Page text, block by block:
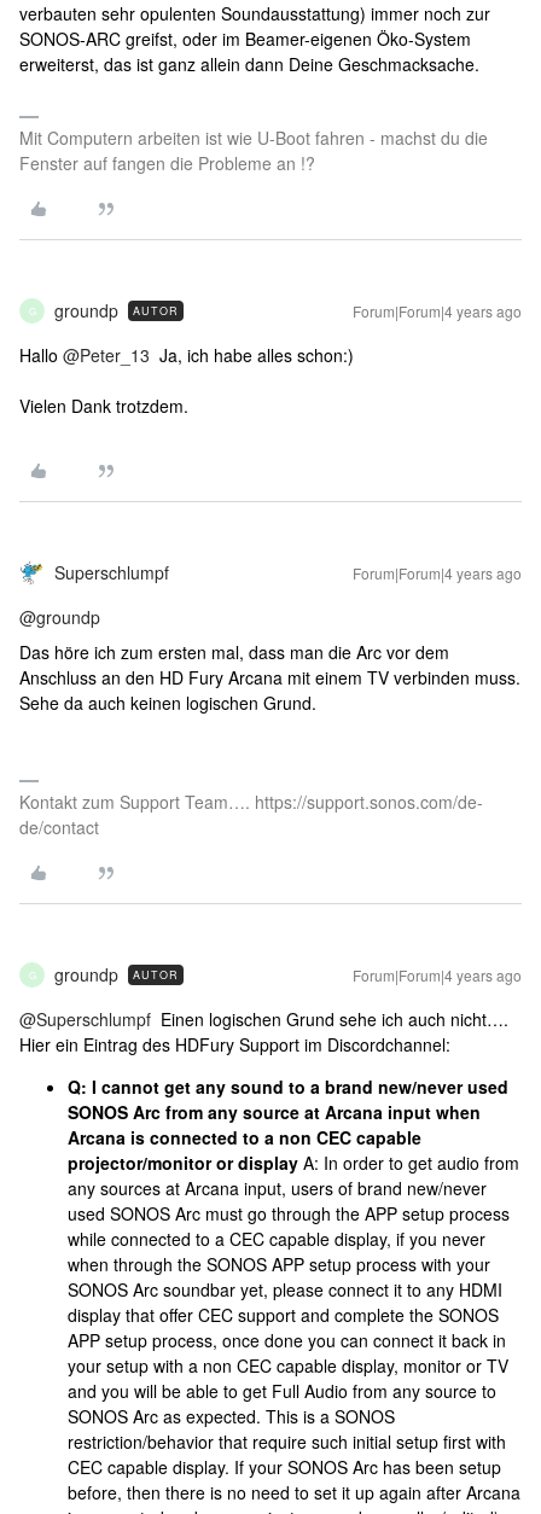
verbauten sehr opulenten Soundausstattung) immer noch zur
SONOS-ARC greifst, oder im Beamer-eigenen Öko-System
erweiterst, das ist ganz allein dann Deine Geschmacksache.
Mit Computern arbeiten ist wie U-Boot fahren - machst du die
Fenster auf fangen die Probleme an !?
G groundp AUTOR Forum|Forum|4 years ago
Hallo @Peter_13 Ja, ich habe alles schon:)
Vielen Dank trotzdem.
Superschlumpf Forum|Forum|4 years ago
@groundp
Das höre ich zum ersten mal, dass man die Arc vor dem
Anschluss an den HD Fury Arcana mit einem TV verbinden muss.
Sehe da auch keinen logischen Grund.
Kontakt zum Support Team…. https://support.sonos.com/de-
de/contact
G groundp AUTOR Forum|Forum|4 years ago
@Superschlumpf Einen logischen Grund sehe ich auch nicht….
Hier ein Eintrag des HDFury Support im Discordchannel:
Q: I cannot get any sound to a brand new/never used
SONOS Arc from any source at Arcana input when
Arcana is connected to a non CEC capable
projector/monitor or display A: In order to get audio from
any sources at Arcana input, users of brand new/never
used SONOS Arc must go through the APP setup process
while connected to a CEC capable display, if you never
when through the SONOS APP setup process with your
SONOS Arc soundbar yet, please connect it to any HDMI
display that offer CEC support and complete the SONOS
APP setup process, once done you can connect it back in
your setup with a non CEC capable display, monitor or TV
and you will be able to get Full Audio from any source to
SONOS Arc as expected. This is a SONOS
restriction/behavior that require such initial setup first with
CEC capable display. If your SONOS Arc has been setup
before, then there is no need to set it up again after Arcana